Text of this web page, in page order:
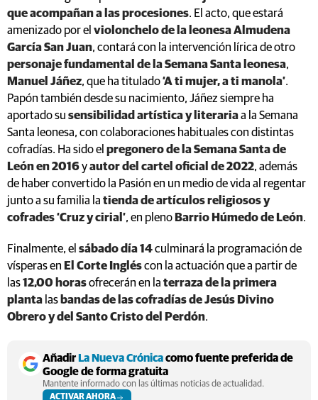
que acompañan a las procesiones. El acto, que estará
amenizado por el violonchelo de la leonesa Almudena
García San Juan, contará con la intervención lírica de otro
personaje fundamental de la Semana Santa leonesa,
Manuel Jáñez, que ha titulado‘A ti mujer, a ti manola’.
Papón también desde su nacimiento, Jáñez siempre ha
aportado su sensibilidad artística y literariaa la Semana
Santa leonesa, con colaboraciones habituales con distintas
cofradías. Ha sido el pregonero de la Semana Santa de
León en 2016yautor del cartel oficial de 2022, además
de haber convertido la Pasión en un medio de vida al regentar
junto a su familia la tienda de artículos religiosos y
cofrades ‘Cruz y cirial’, en pleno Barrio Húmedo de León.
Finalmente, el sábado día 14culminará la programación de
vísperas en El Corte Ingléscon la actuación que a partir de
las12,00 horasofrecerán en la terraza de la primera
planta lasbandas de las cofradías de Jesús Divino
Obrero y del Santo Cristo del Perdón.
Añadir La Nueva Crónicacomo fuente preferida de
Google de forma gratuita
Mantente informado con las últimas noticias de actualidad.
ACTIVAR AHORA